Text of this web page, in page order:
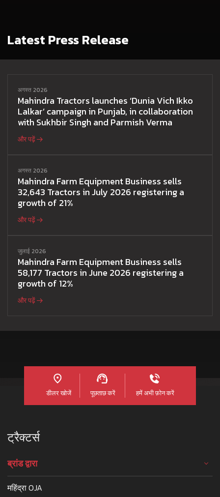
Latest Press Release
अगस्त 2026
Mahindra Tractors launches ‘Dunia Vich Ikko
Lalkar’ campaign in Punjab, in collaboration
with Sukhbir Singh and Parmish Verma
और पढ़ें
अगस्त 2026
Mahindra Farm Equipment Business sells
32,643 Tractors in July 2026 registering a
growth of 21%
और पढ़ें
जुलाई 2026
Mahindra Farm Equipment Business sells
58,177 Tractors in June 2026 registering a
growth of 12%
और पढ़ें
डीलर खोजें पूछताछ करें हमें अभी फ़ोन करें
ट्रैक्टर्स
ब्रांड द्वारा
महिंद्रा OJA